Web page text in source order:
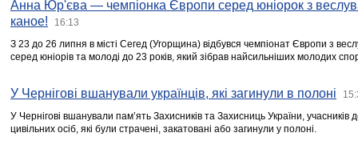
Анна Юр'єва — чемпіонка Європи серед юніорок з
каное!
16:13
З 23 до 26 липня в місті Сегед (Угорщина) відбувся чемпіонат Європи з
серед юніорів та молоді до 23 років, який зібрав найсильніших молодих
У Чернігові вшанували українців, які загинули в полоні
У Чернігові вшанували пам’ять Захисників та Захисниць України,
цивільних осіб, які були страчені, закатовані або загинули у полоні.